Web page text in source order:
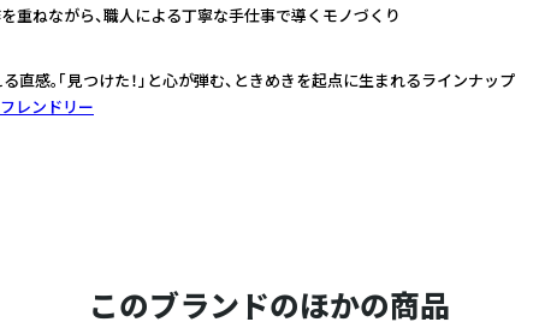
重ねながら、職人による丁寧な手仕事で導くモノづくり
直感。「見つけた！」と心が弾む、ときめきを起点に生まれるラインナップ
レンドリー
このブランドのほかの商品